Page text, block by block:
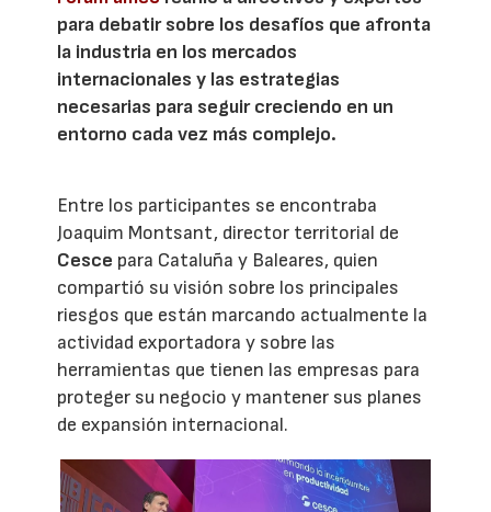
para debatir sobre los desafíos que afronta
la industria en los mercados
internacionales y las estrategias
necesarias para seguir creciendo en un
entorno cada vez más complejo.
Entre los participantes se encontraba
Joaquim Montsant, director territorial de
Cesce para Cataluña y Baleares, quien
compartió su visión sobre los principales
riesgos que están marcando actualmente la
actividad exportadora y sobre las
herramientas que tienen las empresas para
proteger su negocio y mantener sus planes
de expansión internacional.